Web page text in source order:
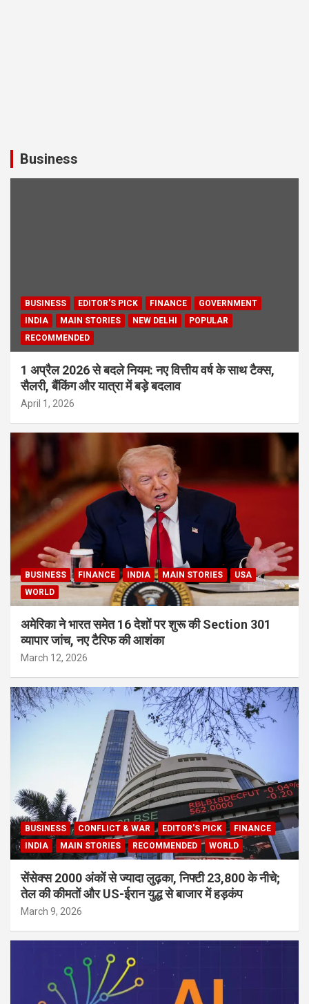
Business
BUSINESS EDITOR'S PICK FINANCE
GOVERNMENT
INDIA
MAIN STORIES NEW DELHI
POPULAR
RECOMMENDED
1 अप्रैल 2026 से बदले नियम: नए वित्तीय वर्ष के साथ टैक्स,
सैलरी, बैंकिंग और यात्रा में बड़े बदलाव
April 1, 2026
BUSINESS FINANCE INDIA MAIN STORIES
USA
WORLD
अमेरिका ने भारत समेत 16 देशों पर शुरू की Section 301
व्यापार जांच, नए टैरिफ की आशंका
March 12, 2026
BUSINESS CONFLICT & WAR EDITOR'S PICK
FINANCE
INDIA
MAIN STORIES RECOMMENDED WORLD
सेंसेक्स 2000 अंकों से ज्यादा लुढ़का, निफ्टी 23,800 के नीचे;
तेल की कीमतों और US-ईरान युद्ध से बाजार में हड़कंप
March 9, 2026